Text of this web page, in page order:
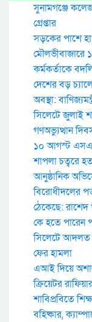
সুনামগঞ্জে
গ্রেপ্তার
সড়কের পাশে
মৌলভীবাজারে
কর্মকর্তাকে
দেশের বড়
অবস্থা:
সিলেটে জুলাই
গণঅভ্যুত্থান
১০ আগস্ট
শাপলা চত্বরে
আনুষ্ঠানিক
বিরোধীদলের
ঠেকেছে: রাশেদ
কে হতে পারেন
সিলেটে আদলত
ফের হামলা
এআই দিয়ে
ক্রিয়েটর
শাবিপ্রবিতে
বহিষ্কার,